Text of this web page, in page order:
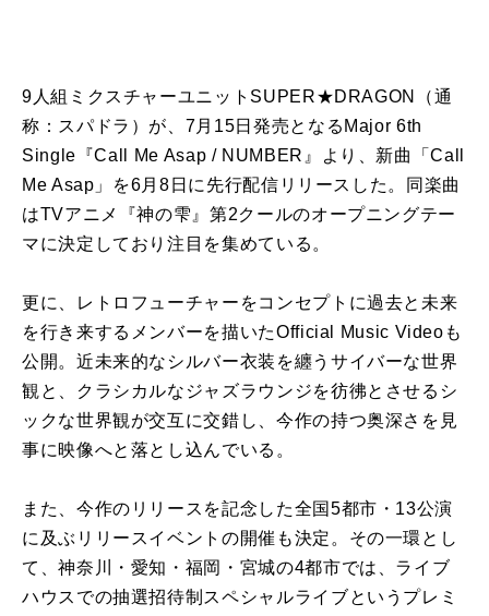
9人組ミクスチャーユニットSUPER★DRAGON（通
称：スパドラ）が、7月15日発売となるMajor 6th
Single『Call Me Asap / NUMBER』より、新曲「Call
Me Asap」を6月8日に先行配信リリースした。同楽曲
はTVアニメ『神の雫』第2クールのオープニングテー
マに決定しており注目を集めている。
更に、レトロフューチャーをコンセプトに過去と未来
を行き来するメンバーを描いたOfficial Music Videoも
公開。近未来的なシルバー衣装を纏うサイバーな世界
観と、クラシカルなジャズラウンジを彷彿とさせるシ
ックな世界観が交互に交錯し、今作の持つ奥深さを見
事に映像へと落とし込んでいる。
また、今作のリリースを記念した全国5都市・13公演
に及ぶリリースイベントの開催も決定。その一環とし
て、神奈川・愛知・福岡・宮城の4都市では、ライブ
ハウスでの抽選招待制スペシャルライブというプレミ